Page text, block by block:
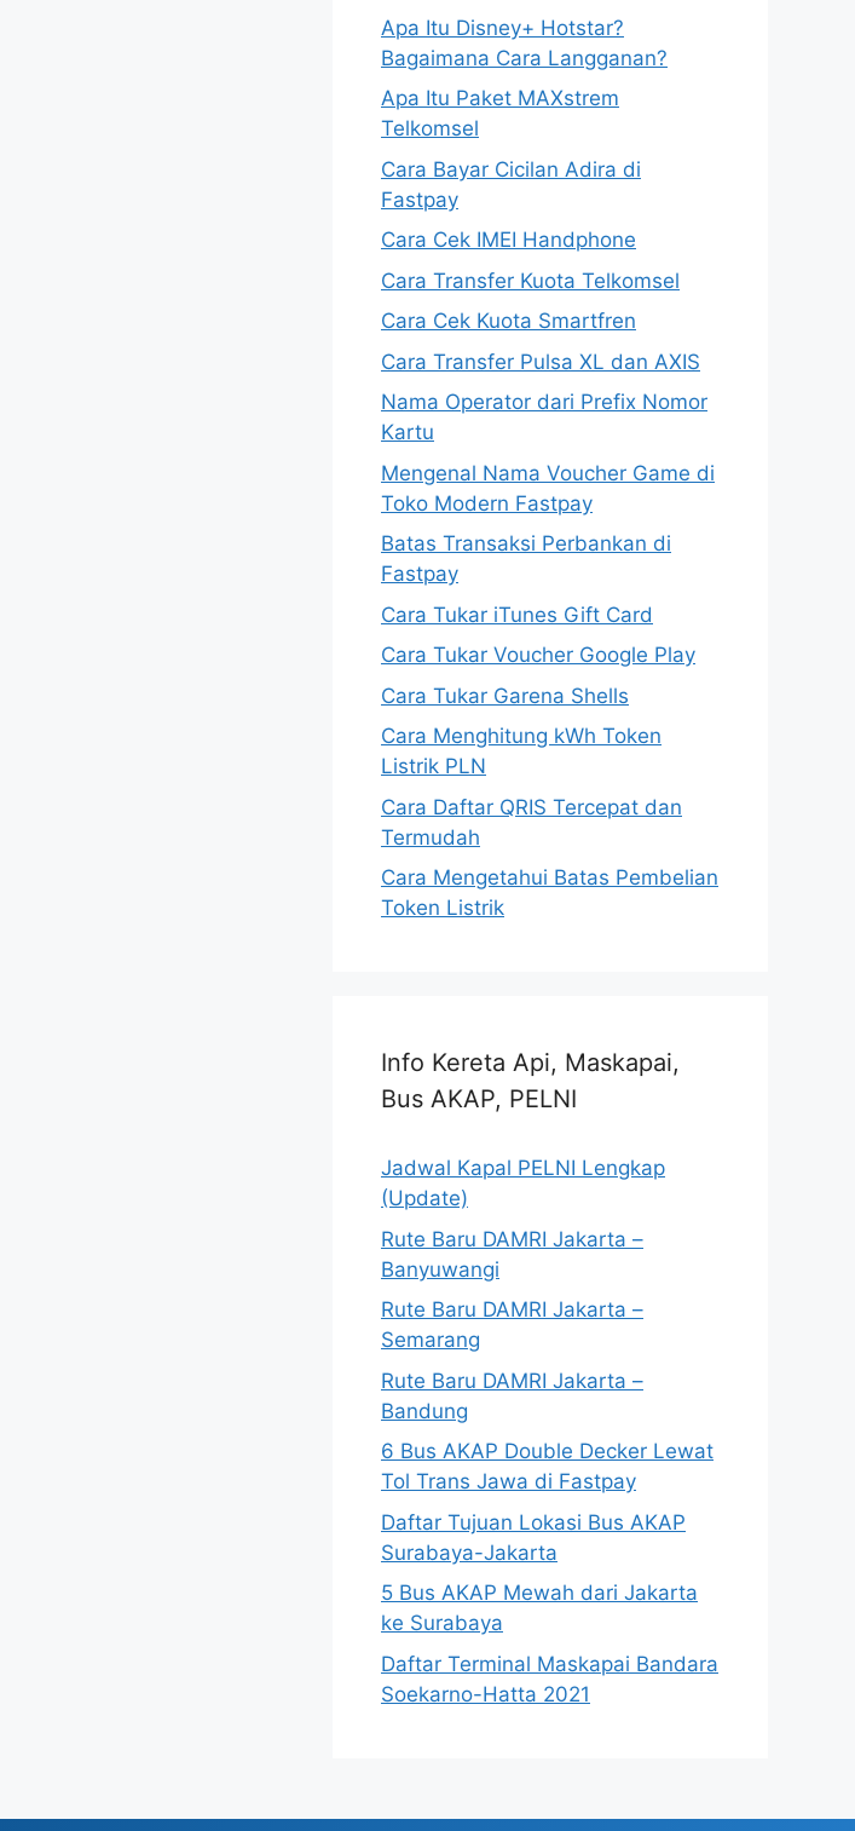
Apa Itu Disney+ Hotstar?
Bagaimana Cara Langganan?
Apa Itu Paket MAXstrem
Telkomsel
Cara Bayar Cicilan Adira di
Fastpay
Cara Cek IMEI Handphone
Cara Transfer Kuota Telkomsel
Cara Cek Kuota Smartfren
Cara Transfer Pulsa XL dan AXIS
Nama Operator dari Prefix Nomor
Kartu
Mengenal Nama Voucher Game di
Toko Modern Fastpay
Batas Transaksi Perbankan di
Fastpay
Cara Tukar iTunes Gift Card
Cara Tukar Voucher Google Play
Cara Tukar Garena Shells
Cara Menghitung kWh Token
Listrik PLN
Cara Daftar QRIS Tercepat dan
Termudah
Cara Mengetahui Batas Pembelian
Token Listrik
Info Kereta Api, Maskapai,
Bus AKAP, PELNI
Jadwal Kapal PELNI Lengkap
(Update)
Rute Baru DAMRI Jakarta –
Banyuwangi
Rute Baru DAMRI Jakarta –
Semarang
Rute Baru DAMRI Jakarta –
Bandung
6 Bus AKAP Double Decker Lewat
Tol Trans Jawa di Fastpay
Daftar Tujuan Lokasi Bus AKAP
Surabaya-Jakarta
5 Bus AKAP Mewah dari Jakarta
ke Surabaya
Daftar Terminal Maskapai Bandara
Soekarno-Hatta 2021